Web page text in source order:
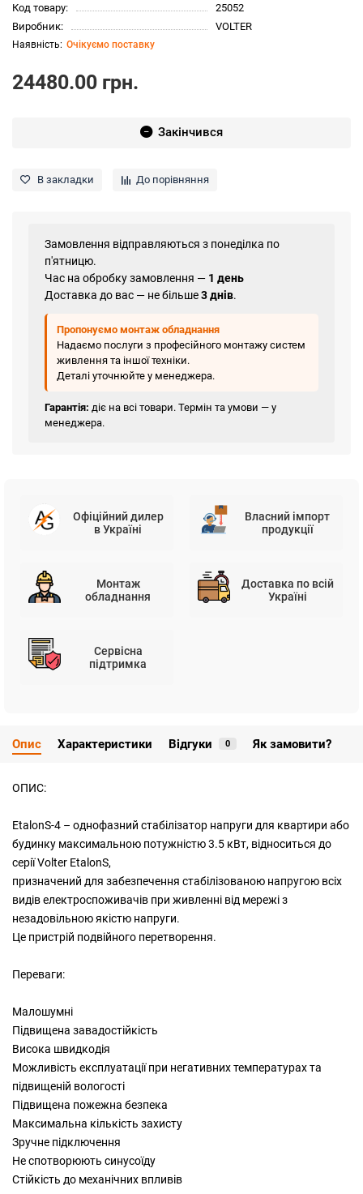
Код товару:
25052
Виробник:
VOLTER
Очікуємо поставку
24480.00 грн.
Закінчився
В закладки До порівняння
Замовлення відправляються з понеділка по
п'ятницю.
Час на обробку замовлення — 1 день
Доставка до вас — не більше3 днів.
Пропонуємо монтаж обладнання
Надаємо послуги з професійного монтажу систем
живлення та іншої техніки.
Деталі уточнюйте у менеджера.
Гарантія: діє на всі товари. Термін та умови — у
менеджера.
Офіційний дилер
в Україні
Власний імпорт
продукції
Монтаж
обладнання
Доставка по всій
Україні
Сервісна
підтримка
Опис Характеристики Відгуки 0 Як замовити?
ОПИС:
EtalonS-4 – однофазний стабілізатор напруги для квартири або
будинку максимальною потужністю 3.5 кВт, відноситься до
серії Volter EtalonS,
призначений для забезпечення стабілізованою напругою всіх
видів електроспоживачів при живленні від мережі з
незадовільною якістю напруги.
Це пристрій подвійного перетворення.
Переваги:
Малошумні
Підвищена завадостійкість
Висока швидкодія
Можливість експлуатації при негативних температурах та
підвищеній вологості
Підвищена пожежна безпека
Максимальна кількість захисту
Зручне підключення
Не спотворюють синусоїду
Стійкість до механічних впливів